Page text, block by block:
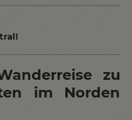
zu
im Norden